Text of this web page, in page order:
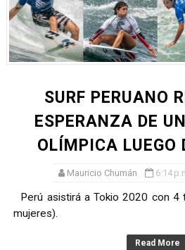
André Martínez gana el Rally
DEPORTIVO MOQUEGUA DA EL
HEILBRUNN, DREYFUSS,
Unidos por el futuro del
SURF PERUANO
ESPERANZA DE
OLÍMPICA LUEGO
Mauricio Chumán 6:14
Perú asistirá a Tokio 2020 con 4
Read More